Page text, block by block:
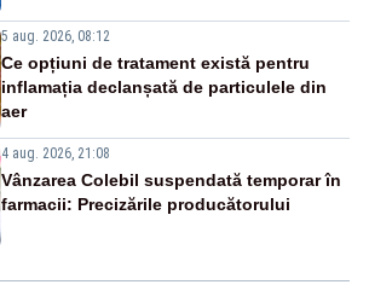
5 aug. 2026, 08:12
Ce opțiuni de tratament există pentru
inflamația declanșată de particulele din
aer
4 aug. 2026, 21:08
Vânzarea Colebil suspendată temporar în
farmacii: Precizările producătorului